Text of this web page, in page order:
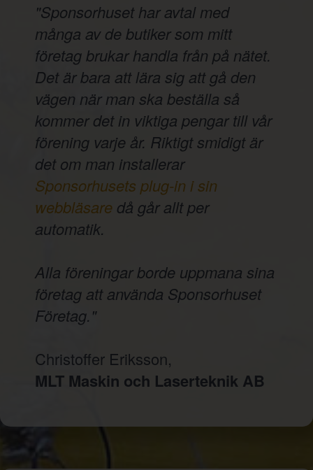
"Sponsorhuset har avtal med
många av de butiker som mitt
företag brukar handla från på nätet.
Det är bara att lära sig att gå den
vägen när man ska beställa så
kommer det in viktiga pengar till vår
förening varje år. Riktigt smidigt är
det om man installerar
Sponsorhusets plug-in i sin
webbläsare då går allt per
automatik.
Alla föreningar borde uppmana sina
företag att använda Sponsorhuset
Företag."
Christoffer Eriksson,
MLT Maskin och Laserteknik AB